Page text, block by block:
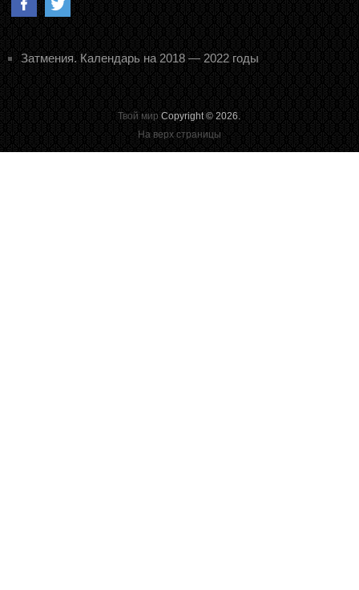
Затмения. Календарь на 2018 — 2022 годы
Твой мир Copyright © 2026.
На верх страницы